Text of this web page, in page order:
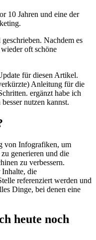
10 Jahren und eine der
Nachdem es
oft schöne
für diesen Artikel.
Anleitung für die
ergänzt habe ich
nutzen kannst.
von Infografiken, um
generieren und die
zu verbessern.
Inhalte, die
referenziert werden und
Dinge, bei denen eine
heute noch